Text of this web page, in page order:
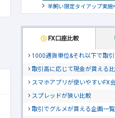
羊飼い限定タイアップ実施
FX口座比較
1000通貨単位&それ以下で取
取引高に応じて現金が貰える
スマホアプリが使いやすいFX
スプレッドが狭い比較
取引でグルメが貰える企画一覧